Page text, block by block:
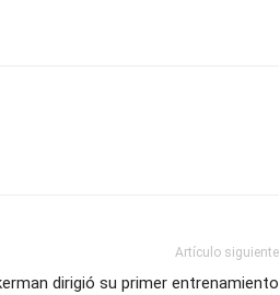
Artículo siguiente
dirigió su primer entrenamiento